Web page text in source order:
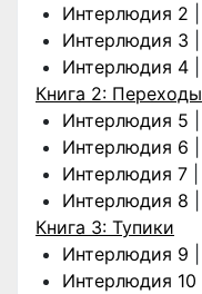
Интерлюдия 2
Интерлюдия 3
Интерлюдия 4
Книга 2: Переходы
Интерлюдия 5
Интерлюдия 6
Интерлюдия 7
Интерлюдия 8
Книга 3: Тупики
Интерлюдия 9
Интерлюдия 10